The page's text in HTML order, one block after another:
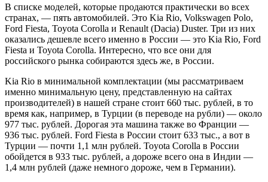
В списке моделей, которые продаются практически во всех
странах, — пять автомобилей. Это Kia Rio, Volkswagen Polo,
Ford Fiesta, Toyota Corolla и Renault (Dacia) Duster. Три из них
оказались дешевле всего именно в России — это Kia Rio, Ford
Fiesta и Toyota Corolla. Интересно, что все они для
российского рынка собираются здесь же, в России.
Kia Rio в минимальной комплектации (мы рассматриваем
именно минимальную цену, представленную на сайтах
производителей) в нашей стране стоит 660 тыс. рублей, в то
время как, например, в Турции (в переводе на рубли) — около
977 тыс. рублей. Дорогая эта машина также во Франции —
936 тыс. рублей. Ford Fiesta в России стоит 633 тыс., а вот в
Турции — почти 1,1 млн рублей. Toyota Corolla в России
обойдется в 933 тыс. рублей, а дороже всего она в Индии —
1,4 млн рублей (даже немного дороже, чем в Германии).